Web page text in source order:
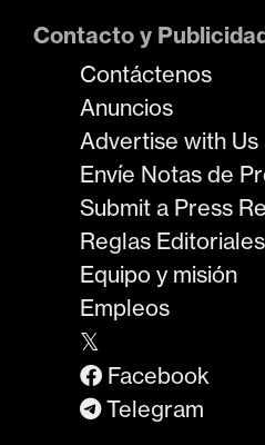
Contacto y
Contáctenos
Anuncios
Advertise with Us
Envíe Notas de
Submit a Press
Reglas Editoriales
Equipo y misión
Empleos
𝕏
Facebook
Telegram